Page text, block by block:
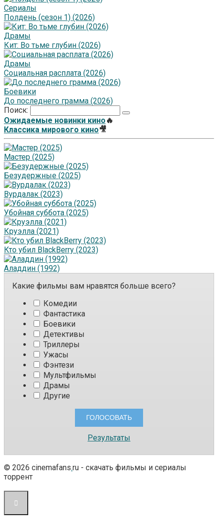
Сериалы
Полдень (сезон 1) (2026)
Драмы
Кит: Во тьме глубин (2026)
Драмы
Социальная расплата (2026)
Боевики
До последнего грамма (2026)
Поиск:
Ожидаемые новинки кино 🔥
Классика мирового кино🎥
Мастер (2025)
Безудержные (2025)
Вурдалак (2023)
Убойная суббота (2025)
Круэлла (2021)
Кто убил BlackBerry (2023)
Аладдин (1992)
Какие фильмы вам нравятся больше всего?
Комедии
Фантастика
Боевики
Детективы
Триллеры
Ужасы
Фэнтези
Мультфильмы
Драмы
Другие
Результаты
© 2026 cinemafans.ru - скачать фильмы и сериалы
торрент